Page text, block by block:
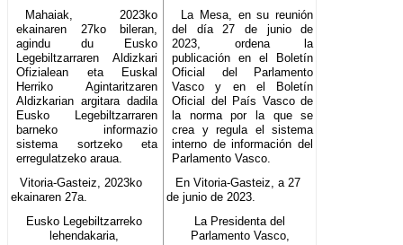
Mahaiak, 2023ko
ekainaren 27ko bileran,
agindu du Eusko
Legebiltzarraren Aldizkari
Ofizialean eta Euskal
Herriko Agintaritzaren
Aldizkarian argitara dadila
Eusko Legebiltzarraren
barneko informazio
sistema sortzeko eta
erregulatzeko araua.
La Mesa, en su reunión
del día 27 de junio de
2023, ordena la
publicación en el Boletín
Oficial del Parlamento
Vasco y en el Boletín
Oficial del País Vasco de
la norma por la que se
crea y regula el sistema
interno de información del
Parlamento Vasco.
Vitoria-Gasteiz, 2023ko
ekainaren 27a.
En Vitoria-Gasteiz, a 27
de junio de 2023.
Eusko Legebiltzarreko
lehendakaria,
La Presidenta del
Parlamento Vasco,